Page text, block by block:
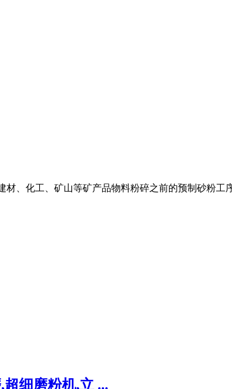
、化工、矿山等矿产品物料粉碎之前的预制砂粉工
细磨粉机,立 ...